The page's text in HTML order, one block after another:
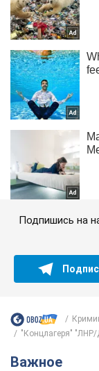
Подпишись на
"Концлагеря" "ЛНР/
Важное